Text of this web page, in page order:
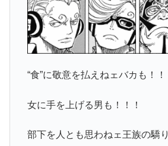
“食”に敬意を払えねェバカも！！
女に手を上げる男も！！！
部下を人とも思わねェ王族の驕